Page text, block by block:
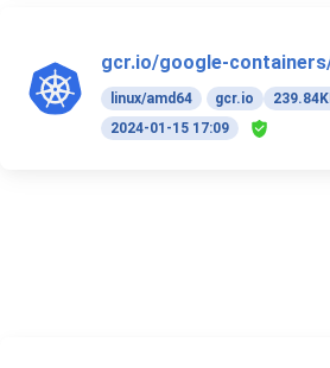
gcr.io/google-
linux/amd64 gcr.io
2024-01-15 17:09